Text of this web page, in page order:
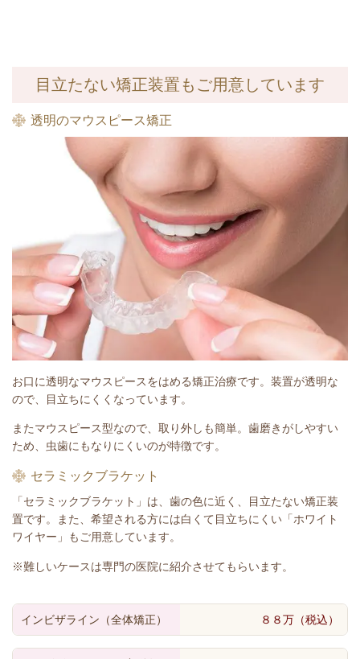
目立たない矯正装置もご用意しています
透明のマウスピース矯正
お口に透明なマウスピースをはめる矯正治療です。装置が透明な
ので、目立ちにくくなっています。
またマウスピース型なので、取り外しも簡単。歯磨きがしやすい
ため、虫歯にもなりにくいのが特徴です。
セラミックブラケット
「セラミックブラケット」は、歯の色に近く、目立たない矯正装
置です。また、希望される方には白くて目立ちにくい「ホワイト
ワイヤー」もご用意しています。
※難しいケースは専門の医院に紹介させてもらいます。
インビザライン（全体矯正） ８８万（税込）